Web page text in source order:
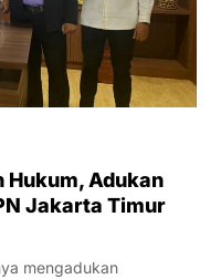
Hukum, Adukan
Jakarta Timur
mengadukan